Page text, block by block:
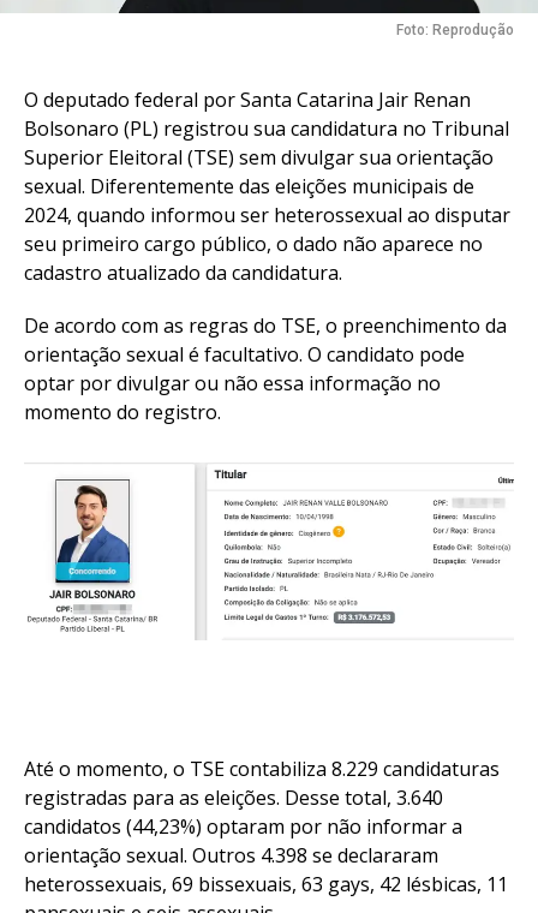
Foto: Reprodução
O deputado federal por Santa Catarina Jair Renan
Bolsonaro (PL) registrou sua candidatura no Tribunal
Superior Eleitoral (TSE) sem divulgar sua orientação
sexual. Diferentemente das eleições municipais de
2024, quando informou ser heterossexual ao disputar
seu primeiro cargo público, o dado não aparece no
cadastro atualizado da candidatura.
De acordo com as regras do TSE, o preenchimento da
orientação sexual é facultativo. O candidato pode
optar por divulgar ou não essa informação no
momento do registro.
Até o momento, o TSE contabiliza 8.229 candidaturas
registradas para as eleições. Desse total, 3.640
candidatos (44,23%) optaram por não informar a
orientação sexual. Outros 4.398 se declararam
heterossexuais, 69 bissexuais, 63 gays, 42 lésbicas, 11